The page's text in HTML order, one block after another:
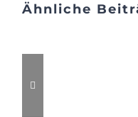
Ähnliche